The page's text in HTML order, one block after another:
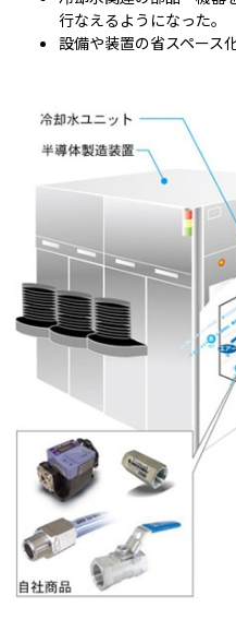
行なえるようになった。
設備や装置の省スペース